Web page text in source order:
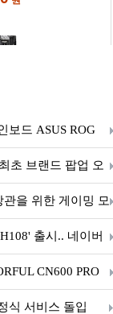
보드 ASUS ROG
초 브랜드 팝업 오
을 위한 게이밍 모
출시.. 네이버
CN600 PRO
식 서비스 돌입